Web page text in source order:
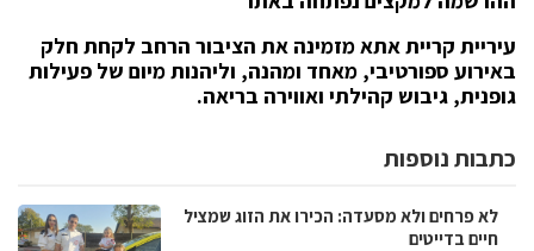
עיריית קריית אתא מזמינה את הציבור הרחב לקחת חלק
באירוע ספורטיבי, מאחד ומהנה, וליהנות מיום של פעילות
גופנית, גיבוש קהילתי ואווירה בריאה.
כתבות נוספות
לא פרחים ולא מסעדה: הכירו את הזוג שמציל
חיים בדייטים